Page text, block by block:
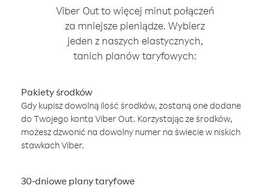
Viber Out to więcej minut połączeń
za mniejsze pieniądze. Wybierz
jeden z naszych elastycznych,
tanich planów taryfowych:
Pakiety środków
Gdy kupisz dowolną ilość środków, zostaną one dodane
do Twojego konta Viber Out. Korzystając ze środków,
możesz dzwonić na dowolny numer na świecie w niskich
stawkach Viber.
30-dniowe plany taryfowe